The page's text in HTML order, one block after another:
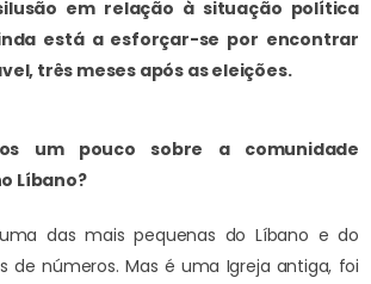
em relação à situação política
está a esforçar-se por encontrar
três meses após as eleições.
um pouco sobre a comunidade
Líbano?
das mais pequenas do Líbano e do
de números. Mas é uma Igreja antiga, foi